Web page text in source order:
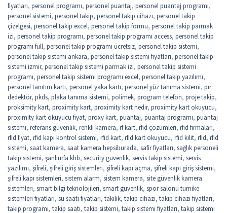
fiyatları, personel programı, personel puantaj, personel puantaj programı,
personel sistemi, personel takip, personel takip cihazı, personel takip
çizelgesi, personel takip excel, personel takip formu, personel takip parmak
izi, personel takip programı, personel takip programı access, personel takip
programı full, personel takip programı ücretsiz, personel takip sistemi,
personel takip sistemi ankara, personel takip sistemi fiyatları, personel takip
sistemi izmir, personel takip sistemi parmak izi, personel takip sistemi
programı, personel takip sistemi programı excel, personel takip yazılımı,
personel tanıtım kartı, personel yaka kartı, personel yüz tanıma sistemi, pır
dedektör, pkds, plaka tanıma sistemi, polimek, program telefon, proje takip,
proksimity kart, proximity kart, proximity kart nedir, proximity kart okuyucu,
proximity kart okuyucu fiyat, proxy kart, puantaj, puantaj programı, puantaj
sistemi, referans güvenlik, renkli kamera, rf kart, rfid çözümleri, rfid firmaları,
rfid fiyat, rfid kapı kontrol sistemi, rfid kart, rfid kart okuyucu, rfid kilit, rfıd, rfıd
sistemi, saat kamera, saat kamera hepsiburada, safir fiyatları, sağlık personeli
takip sistemi, şanlıurfa khb, security guvenlik, servis takip sistemi, servis
yazılımı, şifreli, şifreli giriş sistemleri, şifreli kapı açma, şifreli kapı giriş sistemi,
şifreli kapı sistemleri, sistem alarm, sistem kamera, site güvenlik kamera
sistemleri, smart bilgi teknolojileri, smart güvenlik, spor salonu turnike
sistemleri fiyatları, su saati fiyatları, takilik, takip cihazı, takip cihazı fiyatları,
takip programi, takip saati, takip sistemi, takip sistemi fiyatları, takip sistemi